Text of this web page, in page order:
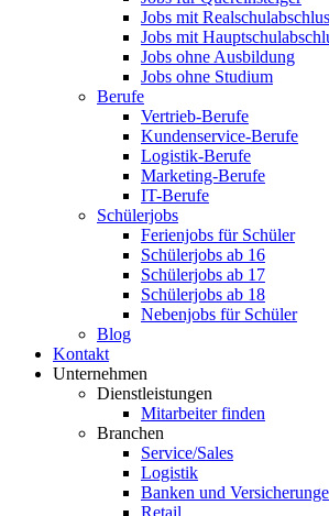
Jobs mit
Jobs mit
Jobs ohne Ausbildung
Jobs ohne Studium
Berufe
Vertrieb-Berufe
Kundenservice-Berufe
Logistik-Berufe
Marketing-Berufe
IT-Berufe
Schülerjobs
Ferienjobs für Schüler
Schülerjobs ab 16
Schülerjobs ab 17
Schülerjobs ab 18
Nebenjobs für Schüler
Blog
Kontakt
Unternehmen
Dienstleistungen
Mitarbeiter finden
Branchen
Service/Sales
Logistik
Banken und
Retail